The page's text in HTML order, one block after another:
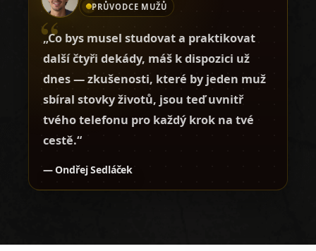
PRŮVODCE MUŽŮ
„Co bys musel studovat a praktikovat
další čtyři dekády, máš k dispozici už
dnes — zkušenosti, které by jeden muž
sbíral stovky životů, jsou teď uvnitř
tvého telefonu pro každý krok na tvé
cestě.“
— Ondřej Sedláček